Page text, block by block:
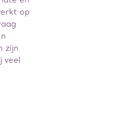
op
zijn